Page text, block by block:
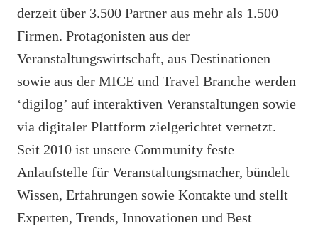
derzeit über 3.500 Partner aus mehr als 1.500
Firmen. Protagonisten aus der
Veranstaltungswirtschaft, aus Destinationen
sowie aus der MICE und Travel Branche werden
‘digilog’ auf interaktiven Veranstaltungen sowie
via digitaler Plattform zielgerichtet vernetzt.
Seit 2010 ist unsere Community feste
Anlaufstelle für Veranstaltungsmacher, bündelt
Wissen, Erfahrungen sowie Kontakte und stellt
Experten, Trends, Innovationen und Best